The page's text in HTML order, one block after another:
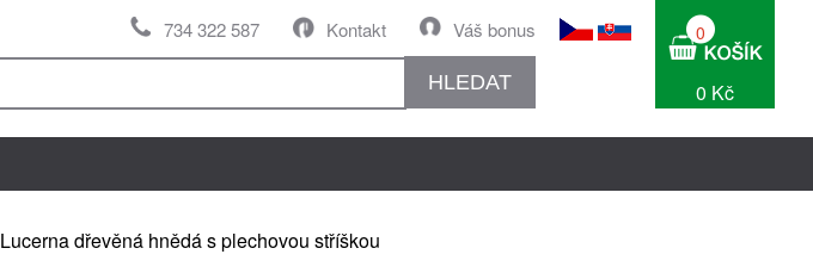
Váš bonus
Kontakt
734 322 587
HLEDAT
0
0 Kč
Lucerna dřevěná hnědá s plechovou stříškou